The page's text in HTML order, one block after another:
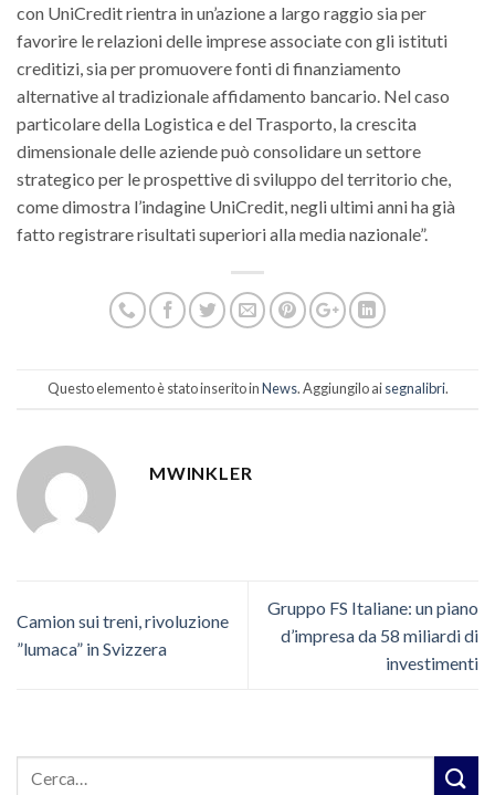
con UniCredit rientra in un’azione a largo raggio sia per
favorire le relazioni delle imprese associate con gli istituti
creditizi, sia per promuovere fonti di finanziamento
alternative al tradizionale affidamento bancario. Nel caso
particolare della Logistica e del Trasporto, la crescita
dimensionale delle aziende può consolidare un settore
strategico per le prospettive di sviluppo del territorio che,
come dimostra l’indagine UniCredit, negli ultimi anni ha già
fatto registrare risultati superiori alla media nazionale”.
Questo elemento è stato inserito inNews. Aggiungilo aisegnalibri.
MWINKLER
Camion sui treni, rivoluzione
”lumaca” in Svizzera
Gruppo FS Italiane: un piano
d’impresa da 58 miliardi di
investimenti